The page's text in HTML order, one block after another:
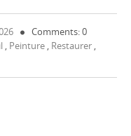
Comments: 0
, Peinture , Restaurer ,